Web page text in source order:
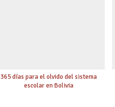
365 días para el olvido del sistema
escolar en Bolivia